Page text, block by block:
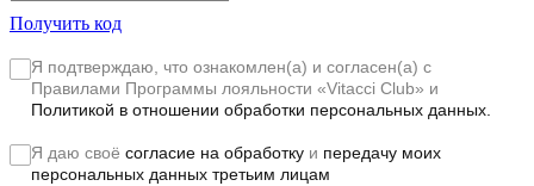
Получить код
Я подтверждаю, что ознакомлен(а) и согласен(а) с
Правилами Программы лояльности «Vitacci Club» и
Политикой в отношении обработки персональных данных.
Я даю своё согласие на обработку и передачу моих
персональных данных третьим лицам